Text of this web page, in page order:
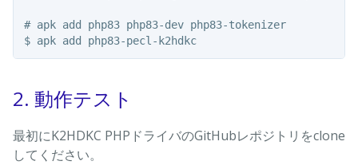
# apk add php83 php83-dev php83-tokenizer
$ apk add php83-pecl-k2hdkc
2. 動作テスト
最初にK2HDKC PHPドライバのGitHubレポジトリをclone
してください。